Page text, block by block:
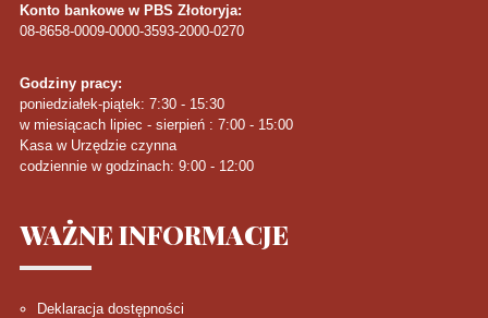
Konto bankowe w PBS Złotoryja:
08-8658-0009-0000-3593-2000-0270
Godziny pracy:
poniedziałek-piątek: 7:30 - 15:30
w miesiącach lipiec - sierpień : 7:00 - 15:00
Kasa w Urzędzie czynna
codziennie w godzinach: 9:00 - 12:00
WAŻNEINFORMACJE
Deklaracja dostępności